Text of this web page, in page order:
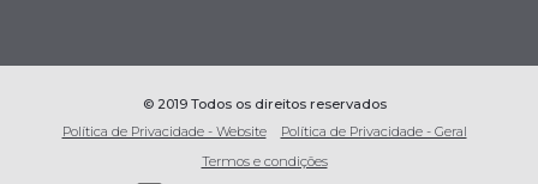
© 2019 Todos os direitos reservados
Política de Privacidade - Website
Política de Privacidade - Geral
Termos e condições